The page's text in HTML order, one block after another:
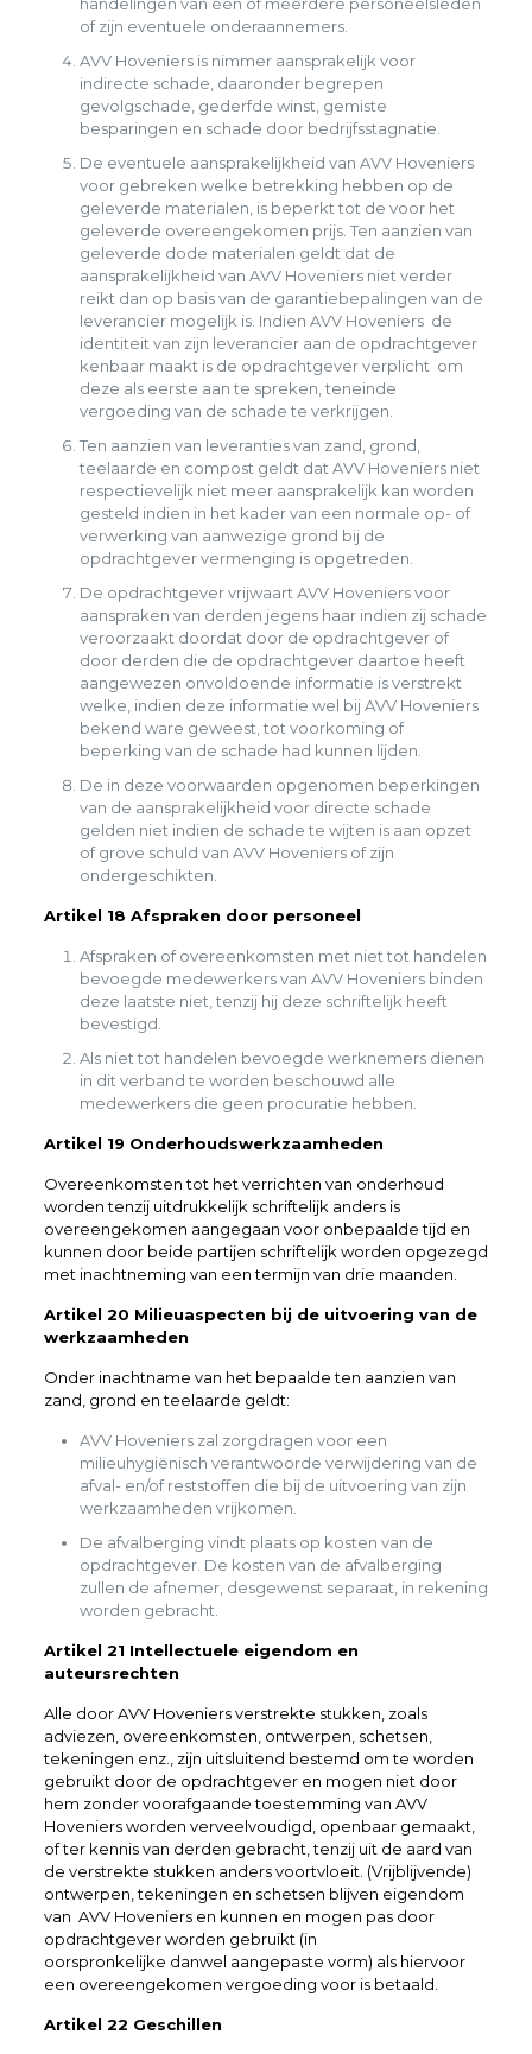
of zijn eventuele onderaannemers.
AVV Hoveniers is nimmer aansprakelijk voor
indirecte schade, daaronder begrepen
gevolgschade, gederfde winst, gemiste
besparingen en schade door bedrijfsstagnatie.
De eventuele aansprakelijkheid van AVV Hoveniers
voor gebreken welke betrekking hebben op de
geleverde materialen, is beperkt tot de voor het
geleverde overeengekomen prijs. Ten aanzien van
geleverde dode materialen geldt dat de
aansprakelijkheid van AVV Hoveniers niet verder
reikt dan op basis van de garantiebepalingen van de
leverancier mogelijk is. Indien AVV Hoveniers de
identiteit van zijn leverancier aan de opdrachtgever
kenbaar maakt is de opdrachtgever verplicht om
deze als eerste aan te spreken, teneinde
vergoeding van de schade te verkrijgen.
Ten aanzien van leveranties van zand, grond,
teelaarde en compost geldt dat AVV Hoveniers niet
respectievelijk niet meer aansprakelijk kan worden
gesteld indien in het kader van een normale op- of
verwerking van aanwezige grond bij de
opdrachtgever vermenging is opgetreden.
De opdrachtgever vrijwaart AVV Hoveniers voor
aanspraken van derden jegens haar indien zij schade
veroorzaakt doordat door de opdrachtgever of
door derden die de opdrachtgever daartoe heeft
aangewezen onvoldoende informatie is verstrekt
welke, indien deze informatie wel bij AVV Hoveniers
bekend ware geweest, tot voorkoming of
beperking van de schade had kunnen lijden.
De in deze voorwaarden opgenomen beperkingen
van de aansprakelijkheid voor directe schade
gelden niet indien de schade te wijten is aan opzet
of grove schuld van AVV Hoveniers of zijn
ondergeschikten.
Artikel 18 Afspraken door personeel
Afspraken of overeenkomsten met niet tot handelen
bevoegde medewerkers van AVV Hoveniers binden
deze laatste niet, tenzij hij deze schriftelijk heeft
bevestigd.
Als niet tot handelen bevoegde werknemers dienen
in dit verband te worden beschouwd alle
medewerkers die geen procuratie hebben.
Artikel 19 Onderhoudswerkzaamheden
Overeenkomsten tot het verrichten van onderhoud
worden tenzij uitdrukkelijk schriftelijk anders is
overeengekomen aangegaan voor onbepaalde tijd en
kunnen door beide partijen schriftelijk worden opgezegd
met inachtneming van een termijn van drie maanden.
Artikel 20 Milieuaspecten bij de uitvoering van de
werkzaamheden
Onder inachtname van het bepaalde ten aanzien van
zand, grond en teelaarde geldt:
AVV Hoveniers zal zorgdragen voor een
milieuhygiënisch verantwoorde verwijdering van de
afval- en/of reststoffen die bij de uitvoering van zijn
werkzaamheden vrijkomen.
De afvalberging vindt plaats op kosten van de
opdrachtgever. De kosten van de afvalberging
zullen de afnemer, desgewenst separaat, in rekening
worden gebracht.
Artikel 21 Intellectuele eigendom en
auteursrechten
Alle door AVV Hoveniers verstrekte stukken, zoals
adviezen, overeenkomsten, ontwerpen, schetsen,
tekeningen enz., zijn uitsluitend bestemd om te worden
gebruikt door de opdrachtgever en mogen niet door
hem zonder voorafgaande toestemming van AVV
Hoveniers worden verveelvoudigd, openbaar gemaakt,
of ter kennis van derden gebracht, tenzij uit de aard van
de verstrekte stukken anders voortvloeit. (Vrijblijvende)
ontwerpen, tekeningen en schetsen blijven eigendom
van AVV Hoveniers en kunnen en mogen pas door
opdrachtgever worden gebruikt (in
oorspronkelijke danwel aangepaste vorm) als hiervoor
een overeengekomen vergoeding voor is betaald.
Artikel 22 Geschillen